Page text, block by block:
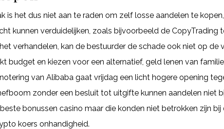
is het dus niet aan te raden om zelf losse aandelen te
kunnen verduidelijken, zoals bijvoorbeeld de
verhandelen, kan de bestuurder de schade ook niet op de
budget en kiezen voor een alternatief, geld lenen van
van Alibaba gaat vrijdag een licht hogere opening
zonder een besluit tot uitgifte kunnen aandelen niet
bonussen casino maar die konden niet betrokken zijn
koers onhandigheid.